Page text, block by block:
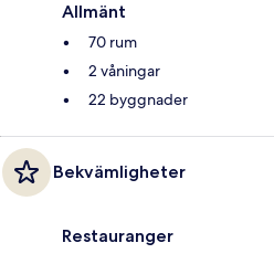
Allmänt
70 rum
2 våningar
22 byggnader
Bekvämligheter
Restauranger